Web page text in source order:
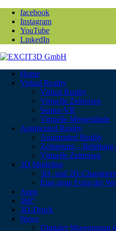
facebook
Instagram
YouTube
LinkedIn
Home
Virtual Reality
Virtual Reality
Virtuelle Zeitreisen
Senior-VR
Virtuelle Messestände
Augmented Reality
Augmented Reality
Zeitsprung – Belebung
Virtuelle Zeitreisen
3D Modeling
3D- und 2D-Charaktere
Eine neue Form der
Apps
360°
3D-Druck
News
Digitaler Museumstag